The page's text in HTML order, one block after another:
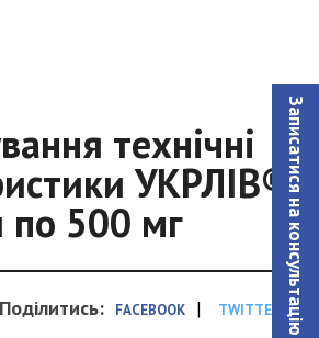
Записатися на консультацiю
технічні
УКРЛІВ®,
по 500 мг
Поділитись: FACEBOOK | TWITTER